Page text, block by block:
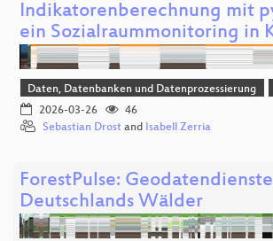
Indikatorenberechnung mit
ein Sozialraummonitoring in
Daten, Datenbanken und Datenprozessierung
2026-03-26
46
Sebastian Drost and Isabell Zerria
ForestPulse:
Deutschlands Wälder